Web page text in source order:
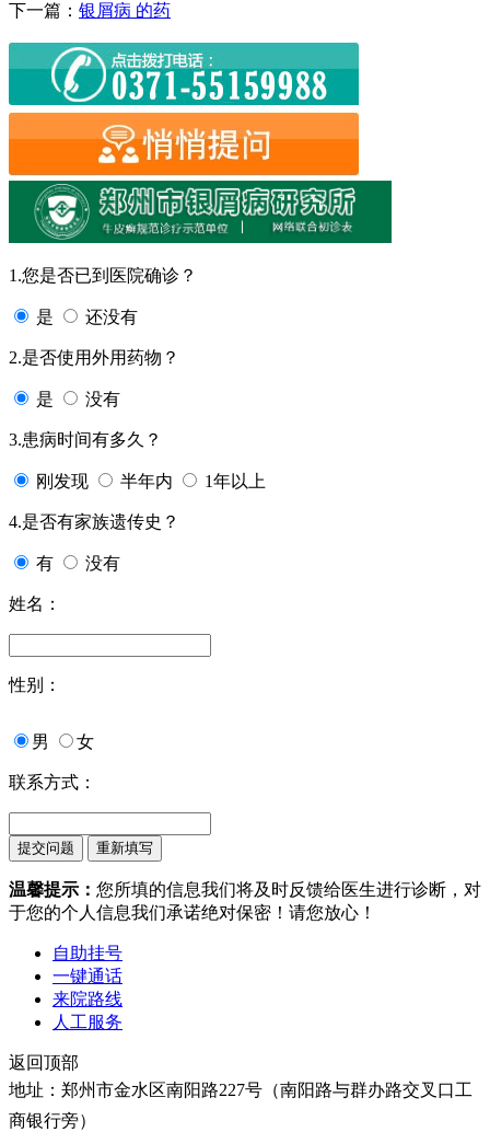
下一篇： 银屑病 的药
1.您是否已到医院确诊？
是 还没有
2.是否使用外用药物？
是 没有
3.患病时间有多久？
刚发现 半年内 1年以上
4.是否有家族遗传史？
有 没有
姓名：
性别：
男 女
联系方式：
温馨提示： 您所填的信息我们将及时反馈给医生进行诊断，对
于您的个人信息我们承诺绝对保密！请您放心！
自助挂号
一键通话
来院路线
人工服务
返回顶部
地址：郑州市金水区南阳路227号（南阳路与群办路交叉口工
商银行旁）